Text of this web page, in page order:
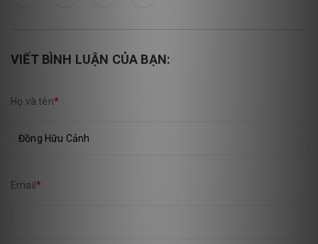
VIẾT BÌNH LUẬN CỦA BẠN:
Họ và tên*
Email *